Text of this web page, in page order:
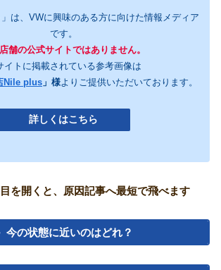
」は、VWに興味のある方に向けた情報メディア
です。
舗の公式サイトではありません。
イトに掲載されている参考画像は
Nile plus 」様よりご提供いただいております。
詳しくはこちら
を開くと、原因記事へ最短で飛べます
今の状態に近いのはどれ？